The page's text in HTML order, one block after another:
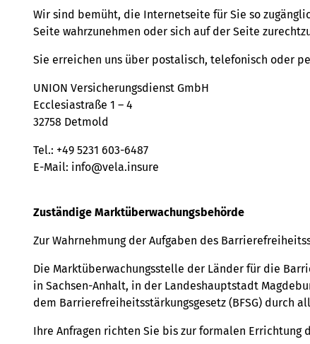
Wir sind bemüht, die Internetseite für Sie so
Seite wahrzunehmen oder sich auf der Seite
Sie erreichen uns über postalisch, telefonisch oder
UNION Versicherungsdienst GmbH
Ecclesiastraße 1 – 4
32758 Detmold
Tel.: +49 5231 603-6487
E-Mail: info@vela.insure
Zuständige Marktüberwachungsbehörde
Zur Wahrnehmung der Aufgaben des
Die Marktüberwachungsstelle der Länder für die
in Sachsen-​Anhalt, in der Landeshauptstadt
dem Barrierefreiheitsstärkungsgesetz (BFSG) durch
Ihre Anfragen richten Sie bis zur formalen Errichtung